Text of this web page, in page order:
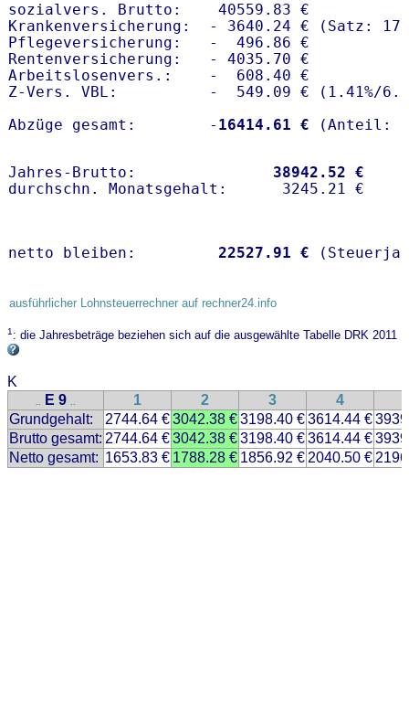
sozialvers. Brutto:    40559.83 €
Krankenversicherung:  - 3640.24 € (Satz:
Pflegeversicherung:   -  496.86 €
Rentenversicherung:   - 4035.70 €
Arbeitslosenvers.:    -  608.40 €
Z-Vers. VBL:          -  549.09 € ( 1.41%/
Abzüge gesamt:        - 16414.61 €
Jahres-Brutto: 38942.52 €
netto bleiben: 22527.91 €
ausführlicher Lohnsteuerrechner auf rechner24.info
1: die Jahresbeträge beziehen sich auf die ausgewählte Tabelle DRK 2011
K
.. E 9 .. 1 2 3 4
Grundgehalt:
2744.64 €3042.38 €3198.40 €3614.44 €
Brutto gesamt: 2744.64 €3042.38 €3198.40 €3614.44 €
Netto gesamt: 1653.83 € 1788.28 € 1856.92 € 2040.50 €